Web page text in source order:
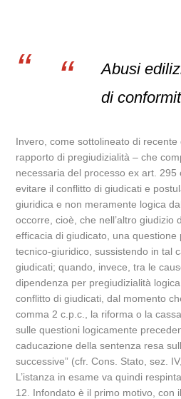
Abusi
di
Invero, come sottolineato di recente
rapporto di pregiudizialità – che
necessaria del processo ex art. 295
evitare il conflitto di giudicati e
giuridica e non meramente logica
occorre, cioè, che nell’altro giudizio
efficacia di giudicato, una questione
tecnico-giuridico, sussistendo in tal
giudicati; quando, invece, tra le
dipendenza per pregiudizialità
conflitto di giudicati, dal momento
comma 2 c.p.c., la riforma o la
sulle questioni logicamente
caducazione della sentenza resa
successive” (cfr. Cons. Stato, sez.
L’istanza in esame va quindi respinta.
12. Infondato è il primo motivo, con